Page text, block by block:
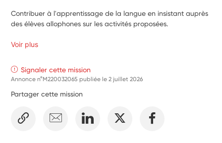
Contribuer à l'apprentissage de la langue en insistant auprès
des élèves allophones sur les activités proposées.
Voir plus
Signaler cette mission
Annonce n°M220032065 publiée le2 juillet 2026
Partager cette mission